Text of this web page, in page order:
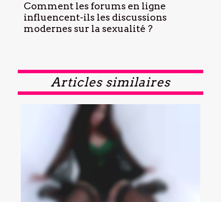
Comment les forums en ligne
influencent-ils les discussions
modernes sur la sexualité ?
Articles similaires